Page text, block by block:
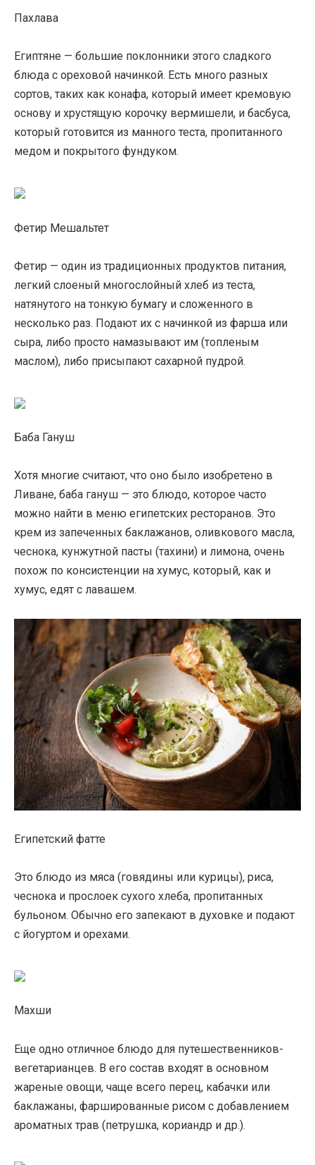
Пахлава
Египтяне — большие поклонники этого сладкого
блюда с ореховой начинкой. Есть много разных
сортов, таких как конафа, который имеет кремовую
основу и хрустящую корочку вермишели, и басбуса,
который готовится из манного теста, пропитанного
медом и покрытого фундуком.
Фетир Мешальтет
Фетир — один из традиционных продуктов питания,
легкий слоеный многослойный хлеб из теста,
натянутого на тонкую бумагу и сложенного в
несколько раз. Подают их с начинкой из фарша или
сыра, либо просто намазывают им (топленым
маслом), либо присыпают сахарной пудрой.
Баба Гануш
Хотя многие считают, что оно было изобретено в
Ливане, баба гануш — это блюдо, которое часто
можно найти в меню египетских ресторанов. Это
крем из запеченных баклажанов, оливкового масла,
чеснока, кунжутной пасты (тахини) и лимона, очень
похож по консистенции на хумус, который, как и
хумус, едят с лавашем.
Египетский фатте
Это блюдо из мяса (говядины или курицы), риса,
чеснока и прослоек сухого хлеба, пропитанных
бульоном. Обычно его запекают в духовке и подают
с йогуртом и орехами.
Махши
Еще одно отличное блюдо для путешественников-
вегетарианцев. В его состав входят в основном
жареные овощи, чаще всего перец, кабачки или
баклажаны, фаршированные рисом с добавлением
ароматных трав (петрушка, кориандр и др.).